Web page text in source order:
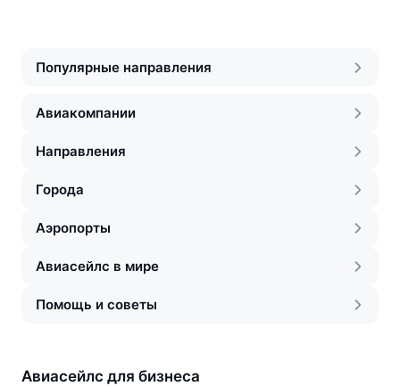
Популярные направления
Авиакомпании
Направления
Города
Аэропорты
Авиасейлс в мире
Помощь и советы
Авиасейлс для бизнеса